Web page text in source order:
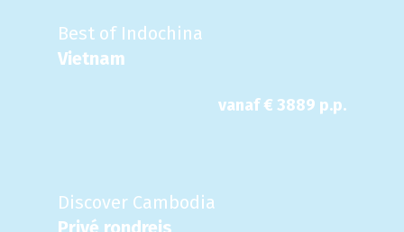
Best of Indochina
Vietnam
vanaf € 3889 p.p.
Discover Cambodia
Privé rondreis